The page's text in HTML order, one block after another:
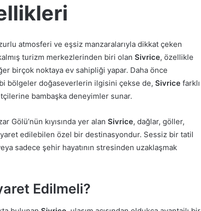
atmosferi ve eşsiz manzaralarıyla dikkat çeken
turizm merkezlerinden biri olan Sivrice, özellikle
birçok noktaya ev sahipliği yapar. Daha önce
bölgeler doğaseverlerin ilgisini çekse de, Sivrice farklı
bambaşka deneyimler sunar.
Gölü’nün kıyısında yer alan Sivrice, dağlar, göller,
edilebilen özel bir destinasyondur. Sessiz bir tatil
sadece şehir hayatının stresinden uzaklaşmak
Edilmeli?